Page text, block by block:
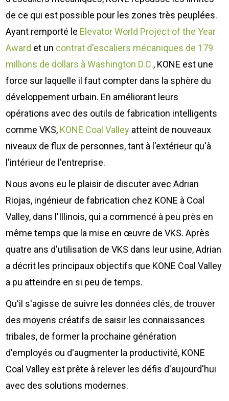
Nous
Études
de ce qui est possible pour les zones très peuplées.
Ayant remporté le Elevator World Project of the Year
Award et un contrat d'escaliers mécaniques de 179
millions de dollars à Washington D.C., KONE est une
force sur laquelle il faut compter dans la sphère du
développement urbain. En améliorant leurs
opérations avec des outils de fabrication intelligents
comme VKS, KONE Coal Valley atteint de nouveaux
niveaux de flux de personnes, tant à l'extérieur qu'à
l'intérieur de l'entreprise.
Nous avons eu le plaisir de discuter avec Adrian
Riojas, ingénieur de fabrication chez KONE à Coal
Valley, dans l'Illinois, qui a commencé à peu près en
même temps que la mise en œuvre de VKS. Après
quatre ans d'utilisation de VKS dans leur usine, Adrian
a décrit les principaux objectifs que KONE Coal Valley
a pu atteindre en si peu de temps.
Qu'il s'agisse de suivre les données clés, de trouver
des moyens créatifs de saisir les connaissances
tribales, de former la prochaine génération
d'employés ou d'augmenter la productivité, KONE
Coal Valley est prête à relever les défis d'aujourd'hui
avec des solutions modernes.